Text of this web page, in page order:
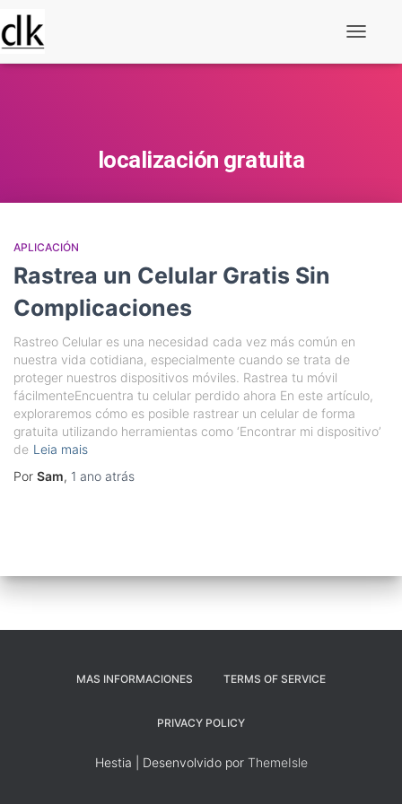
localización gratuita
APLICACIÓN
Rastrea un Celular Gratis Sin
Complicaciones
Rastreo Celular es una necesidad cada vez más común en
nuestra vida cotidiana, especialmente cuando se trata de
proteger nuestros dispositivos móviles. Rastrea tu móvil
fácilmenteEncuentra tu celular perdido ahora En este artículo,
exploraremos cómo es posible rastrear un celular de forma
gratuita utilizando herramientas como ‘Encontrar mi dispositivo’
de Leia mais
Por Sam, 1 ano atrás
MAS INFORMACIONES TERMS OF SERVICE
PRIVACY POLICY
Hestia | Desenvolvido por ThemeIsle